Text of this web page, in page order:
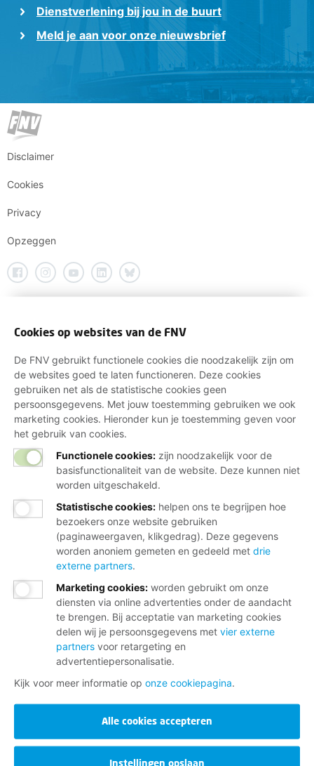
Dienstverlening bij jou in de buurt
Meld je aan voor onze nieuwsbrief
Disclaimer
Cookies
Privacy
Opzeggen
Cookies op websites van de FNV
De FNV gebruikt functionele cookies die noodzakelijk zijn om
de websites goed te laten functioneren. Deze cookies
gebruiken net als de statistische cookies geen
persoonsgegevens. Met jouw toestemming gebruiken we ook
marketing cookies. Hieronder kun je toestemming geven voor
het gebruik van cookies.
Functionele cookies: zijn noodzakelijk voor de
basisfunctionaliteit van de website. Deze kunnen niet
worden uitgeschakeld.
Statistische cookies: helpen ons te begrijpen hoe
bezoekers onze website gebruiken
(paginaweergaven, klikgedrag). Deze gegevens
worden anoniem gemeten en gedeeld met drie
externe partners.
Marketing cookies: worden gebruikt om onze
diensten via online advertenties onder de aandacht
te brengen. Bij acceptatie van marketing cookies
delen wij je persoonsgegevens met vier externe
partners voor retargeting en
advertentiepersonalisatie.
Kijk voor meer informatie op onze cookiepagina.
Alle cookies accepteren
Instellingen opslaan